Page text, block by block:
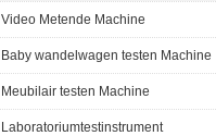
Video Metende Machine
Baby wandelwagen testen Machine
Meubilair testen Machine
Laboratoriumtestinstrument